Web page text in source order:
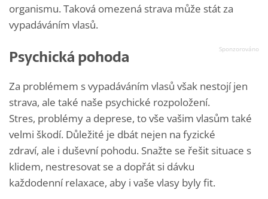
organismu. Taková omezená strava může stát za
vypadáváním vlasů.
Psychická pohoda
Za problémem s vypadáváním vlasů však nestojí jen
strava, ale také naše psychické rozpoložení.
Stres, problémy a deprese, to vše vašim vlasům také
velmi škodí. Důležité je dbát nejen na fyzické
zdraví, ale i duševní pohodu. Snažte se řešit situace s
klidem, nestresovat se a dopřát si dávku
každodenní relaxace, aby i vaše vlasy byly fit.